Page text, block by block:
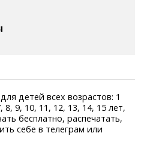
детей всех возрастов: 1
9, 10, 11, 12, 13, 14, 15 лет,
бесплатно, распечатать,
себе в телеграм или